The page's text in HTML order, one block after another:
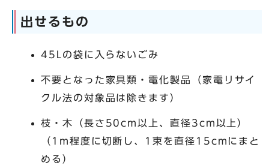
出せるもの
45Lの袋に入らないごみ
不要となった家具類・電化製品（家電リサイ
クル法の対象品は除きます）
枝・木（長さ50cm以上、直径3cm以上）
（1m程度に切断し、1束を直径15cmにまと
める）